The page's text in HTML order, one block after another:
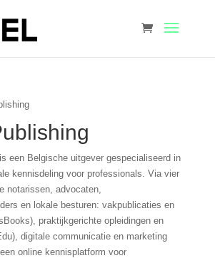
een Belgische uitgever gespecialiseerd in
kennisdeling voor professionals. Via vier
notarissen, advocaten,
en lokale besturen: vakpublicaties en
praktijkgerichte opleidingen en
digitale communicatie en marketing
online kennisplatform voor